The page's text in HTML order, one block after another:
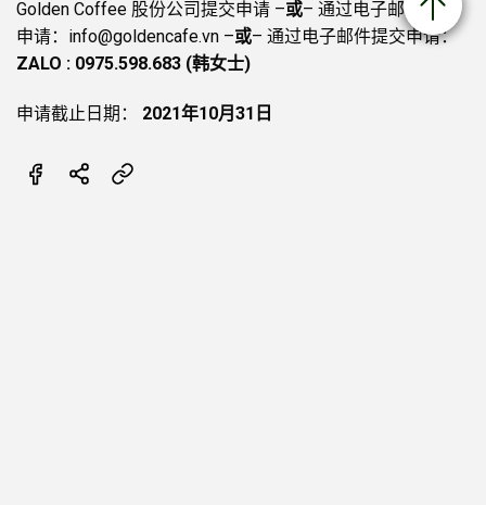
Golden Coffee 股份公司提交申请 –或– 通过电子邮件提交
申请：info@goldencafe.vn –或– 通过电子邮件提交申请：
ZALO : 0975.598.683 (韩女士)
申请截止日期： 2021年10月31日
发送